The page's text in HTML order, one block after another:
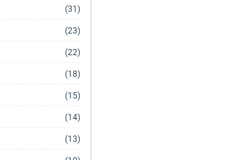
(31)
(23)
(22)
(18)
(15)
(14)
(13)